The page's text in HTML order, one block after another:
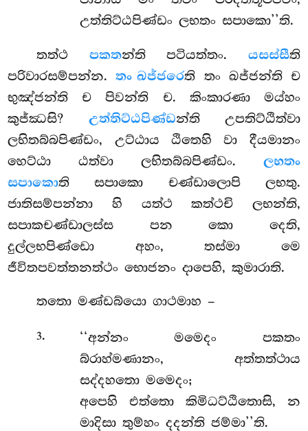
උත්තිට්ඨපිණ්ඩං ලභතං සපාකො’’ති.
තත්ථ පකතන්ති පටියත්තං. යසස්සීති
පරිවාරසම්පන්න.තං ඛජ්ජරෙති තං ඛජ්ජන්ති ච
භුඤ්ජන්ති ච පිවන්ති ච. කිංකාරණා මය්හං
කුජ්ඣසි? උත්තිට්ඨපිණ්ඩන්ති උපතිට්ඨිත්වා
ලභිතබ්බපිණ්ඩං, උට්ඨාය ඨිතෙහි වා දීයමානං
හෙට්ඨා ඨත්වා ලභිතබ්බපිණ්ඩං. ලභතං
සපාකොති සපාකො චණ්ඩාලොපි ලභතු.
ජාතිසම්පන්නා හි යත්ථ කත්ථචි ලභන්ති,
සපාකචණ්ඩාලස්ස පන කො දෙති,
දුල්ලභපිණ්ඩො අහං, තස්මා මෙ
ජීවිතපවත්තනත්ථං භොජනං දාපෙහි, කුමාරාති.
තතොමණ්ඩබ්යො ගාථමාහ –
3.
‘‘අන්නං මමෙදං පකතං
බ්රාහ්මණානං, අත්තත්ථාය
සද්දහතො මමෙදං;
අපෙහි එත්තො කිමිධට්ඨිතොසි, න
මාදිසා තුම්හං දදන්ති ජම්මා’’ති.